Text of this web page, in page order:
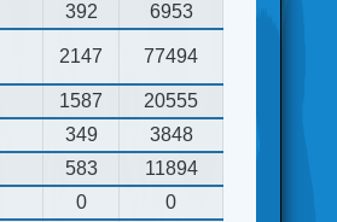
392 6953
2147 77494
1587
20555
349
3848
583
11894
0
0